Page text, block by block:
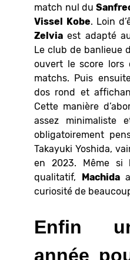
match nul du
Vissel
Kobe. Loin
Zelvia est adapté
Le club de banlieue
ouvert le score lors
matchs. Puis
dos rond et
Cette manière
assez minimaliste
obligatoirement
Takayuki Yoshida,
en 2023. Même si
qualitatif,
Machida
curiosité de
Enfin
année